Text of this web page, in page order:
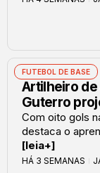
FUTEBOL DE BASE
Artilheiro de
Guterro
Com oito gols
destaca o
[leia+]
HÁ 3 SEMANAS